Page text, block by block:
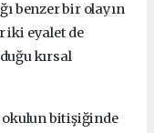
benzer bir olayın
iki eyalet de
kırsal
okulun bitişiğinde